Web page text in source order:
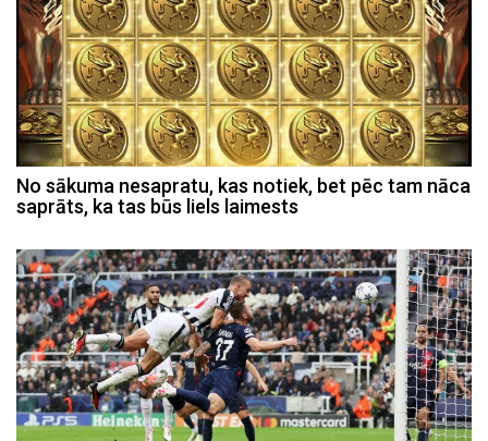
No sākuma nesapratu, kas notiek, bet pēc tam nāca
saprāts, ka tas būs liels laimests